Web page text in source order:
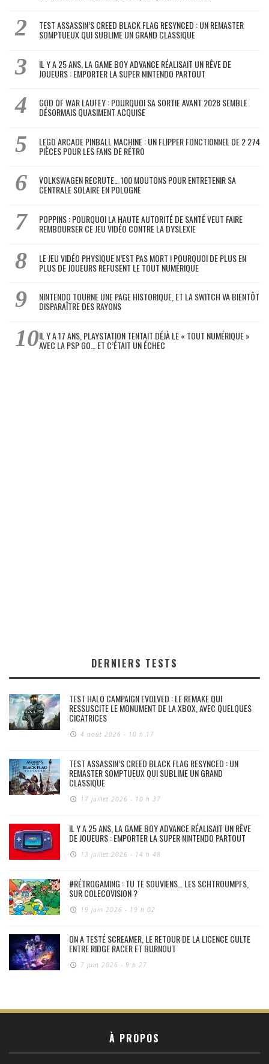
TEST ASSASSIN’S CREED BLACK FLAG RESYNCED : UN REMASTER
SOMPTUEUX QUI SUBLIME UN GRAND CLASSIQUE
IL Y A 25 ANS, LA GAME BOY ADVANCE RÉALISAIT UN RÊVE DE
JOUEURS : EMPORTER LA SUPER NINTENDO PARTOUT
GOD OF WAR LAUFEY : POURQUOI SA SORTIE AVANT 2028 SEMBLE
DÉSORMAIS QUASIMENT ACQUISE
LEGO ARCADE PINBALL MACHINE : UN FLIPPER FONCTIONNEL DE 2 274
PIÈCES POUR LES FANS DE RÉTRO
VOLKSWAGEN RECRUTE… 100 MOUTONS POUR ENTRETENIR SA
CENTRALE SOLAIRE EN POLOGNE
POPPINS : POURQUOI LA HAUTE AUTORITÉ DE SANTÉ VEUT FAIRE
REMBOURSER CE JEU VIDÉO CONTRE LA DYSLEXIE
LE JEU VIDÉO PHYSIQUE N’EST PAS MORT ! POURQUOI DE PLUS EN
PLUS DE JOUEURS REFUSENT LE TOUT NUMÉRIQUE
NINTENDO TOURNE UNE PAGE HISTORIQUE, ET LA SWITCH VA BIENTÔT
DISPARAÎTRE DES RAYONS
IL Y A 17 ANS, PLAYSTATION TENTAIT DÉJÀ LE « TOUT NUMÉRIQUE »
AVEC LA PSP GO… ET C’ÉTAIT UN ÉCHEC
DERNIERS TESTS
TEST HALO CAMPAIGN EVOLVED : LE REMAKE QUI
RESSUSCITE LE MONUMENT DE LA XBOX, AVEC QUELQUES
CICATRICES
4 août 2026 - 10 h 17
TEST ASSASSIN’S CREED BLACK FLAG RESYNCED : UN
REMASTER SOMPTUEUX QUI SUBLIME UN GRAND
CLASSIQUE
17 juillet 2026 - 10 h 37
IL Y A 25 ANS, LA GAME BOY ADVANCE RÉALISAIT UN RÊVE
DE JOUEURS : EMPORTER LA SUPER NINTENDO PARTOUT
13 juillet 2026 - 14 h 48
#RÉTROGAMING : TU TE SOUVIENS… LES SCHTROUMPFS,
SUR COLECOVISION ?
19 juin 2026 - 19 h 02
ON A TESTÉ SCREAMER, LE RETOUR DE LA LICENCE CULTE
ENTRE RIDGE RACER ET BURNOUT
7 juin 2026 - 9 h 27
À PROPOS